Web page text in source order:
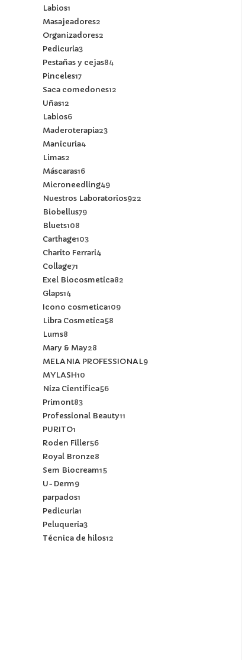
Labios1
Masajeadores2
Organizadores2
Pedicuria3
Pestañas y cejas84
Pinceles17
Saca comedones12
Uñas12
Labios6
Maderoterapia23
Manicuria4
Limas2
Máscaras16
Microneedling49
Nuestros Laboratorios922
Biobellus79
Bluets108
Carthage103
Charito Ferrari4
Collage71
Exel Biocosmetica82
Glaps14
Icono cosmetica109
Libra Cosmetica58
Lums8
Mary & May28
MELANIA PROFESSIONAL9
MYLASH10
Niza Cientifica56
Primont83
Professional Beauty11
PURITO1
Roden Filler56
Royal Bronze8
Sem Biocream15
U-Derm9
parpados1
Pedicuria1
Peluqueria3
Técnica de hilos12